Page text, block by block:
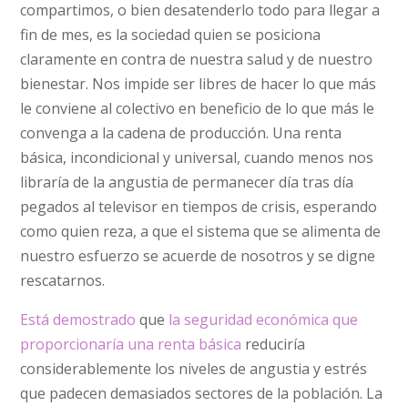
compartimos, o bien desatenderlo todo para llegar a
fin de mes, es la sociedad quien se posiciona
claramente en contra de nuestra salud y de nuestro
bienestar. Nos impide ser libres de hacer lo que más
le conviene al colectivo en beneficio de lo que más le
convenga a la cadena de producción. Una renta
básica, incondicional y universal, cuando menos nos
libraría de la angustia de permanecer día tras día
pegados al televisor en tiempos de crisis, esperando
como quien reza, a que el sistema que se alimenta de
nuestro esfuerzo se acuerde de nosotros y se digne
rescatarnos.
Está demostrado que la seguridad económica que
proporcionaría una renta básica reduciría
considerablemente los niveles de angustia y estrés
que padecen demasiados sectores de la población. La